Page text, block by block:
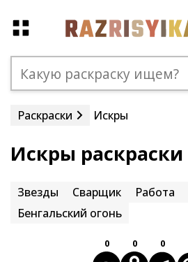
Раскраски Искры
Искры раскраски
Звезды Сварщик Работа
Бенгальский огонь
0 0 0